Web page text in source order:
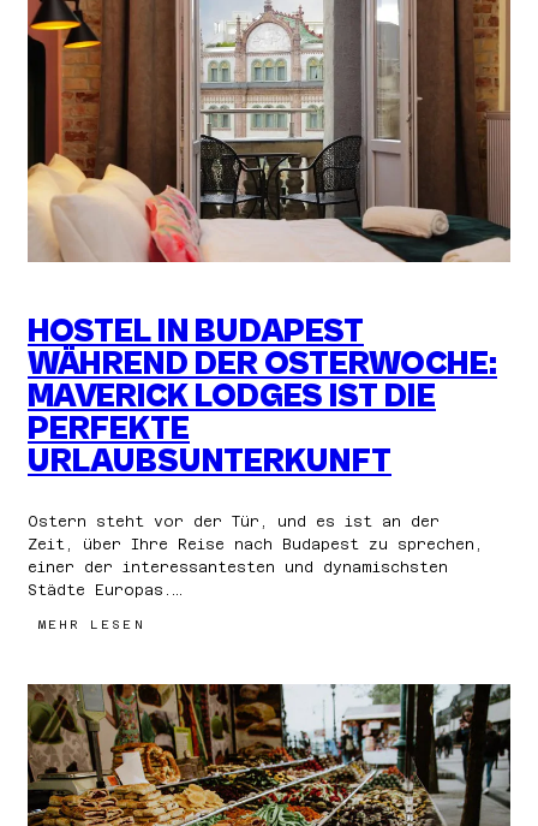
HOSTEL IN BUDAPEST
WÄHREND DER OSTERWOCHE:
MAVERICK LODGES IST DIE
PERFEKTE
URLAUBSUNTERKUNFT
Ostern steht vor der Tür, und es ist an der
Zeit, über Ihre Reise nach Budapest zu sprechen,
einer der interessantesten und dynamischsten
Städte Europas.…
MEHR LESEN
WÄHREND
DER
OSTERWOCHE:
MAVERICK
LODGES
IST
DIE